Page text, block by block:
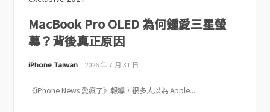
MacBook Pro OLED 為何鍾愛三星螢
幕？背後真正原因
iPhone Taiwan 2026 年 7 月 31 日
《iPhone News 愛瘋了》報導，很多人以為 Apple...